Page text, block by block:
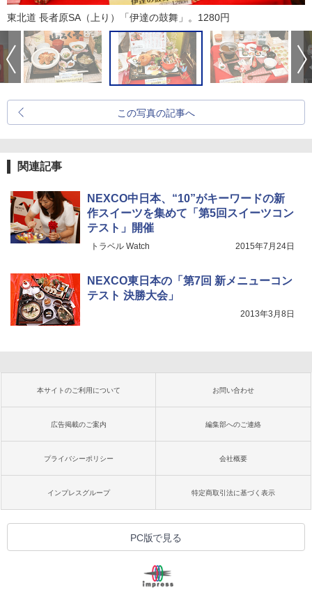
東北道 長者原SA（上り）「伊達の鼓舞」。1280円
この写真の記事へ
関連記事
NEXCO中日本、“10”がキーワードの新
作スイーツを集めて「第5回スイーツコン
テスト」開催
トラベル Watch 2015年7月24日
NEXCO東日本の「第7回 新メニューコン
テスト 決勝大会」
2013年3月8日
本サイトのご利用について お問い合わせ
広告掲載のご案内 編集部へのご連絡
プライバシーポリシー 会社概要
インプレスグループ 特定商取引法に基づく表示
PC版で見る